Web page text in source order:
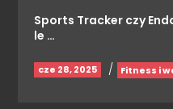
Sports Tracker czy
le …
cze 28, 2025 / Fitness i